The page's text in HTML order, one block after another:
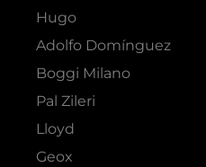
Hugo
Adolfo Domínguez
Boggi Milano
Pal Zileri
Lloyd
Geox